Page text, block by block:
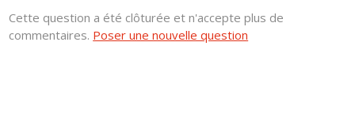
Cette question a été clôturée et n'accepte plus de
commentaires. Poser une nouvelle question